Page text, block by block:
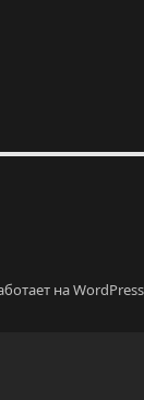
на WordPress